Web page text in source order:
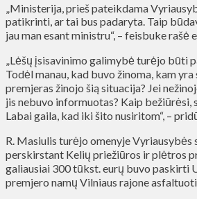
„Ministerija, prieš pateikdama
patikrinti, ar tai bus padaryta. Taip
jau man esant ministru“, – feisbuke rašė
„Lėšų įsisavinimo galimybė turėjo būti
Todėl manau, kad buvo žinoma, kam
premjeras žinojo šią situacija? Jei
jis nebuvo informuotas? Kaip
Labai gaila, kad iki šito nusiritom“, –
R. Masiulis turėjo omenyje Vyriausybės
perskirstant Kelių priežiūros ir plėtros
galiausiai 300 tūkst. eurų buvo paskirti
premjero namų Vilniaus rajone